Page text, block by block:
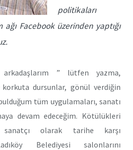
politikaları
Facebook üzerinden yaptığı
arkadaşlarım ” lütfen yazma,
korkuta dursunlar, gönül verdiğin
tüm uygulamaları, sanatı
devam edeceğim. Kötülükleri
olarak tarihe karşı
Belediyesi salonlarını